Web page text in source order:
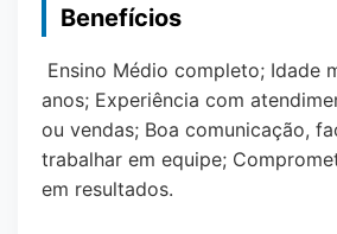
Benefícios
Ensino Médio completo; Idade
anos; Experiência com
ou vendas; Boa comunicação,
trabalhar em equipe;
em resultados.